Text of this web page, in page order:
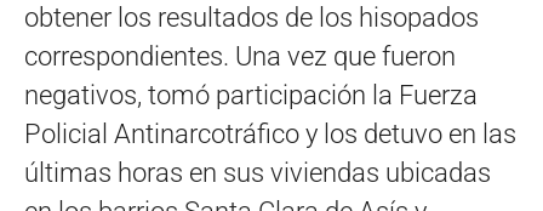
obtener los resultados de los hisopados
correspondientes. Una vez que fueron
negativos, tomó participación la Fuerza
Policial Antinarcotráfico y los detuvo en las
últimas horas en sus viviendas ubicadas